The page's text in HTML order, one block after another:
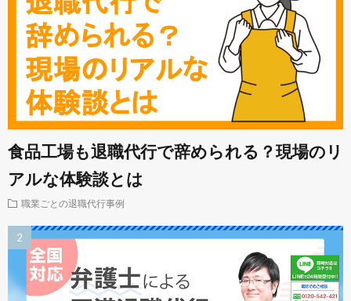
食品工場も退職代行で辞められる？現場のリ
アルな体験談とは
職業ごとの退職代行事例